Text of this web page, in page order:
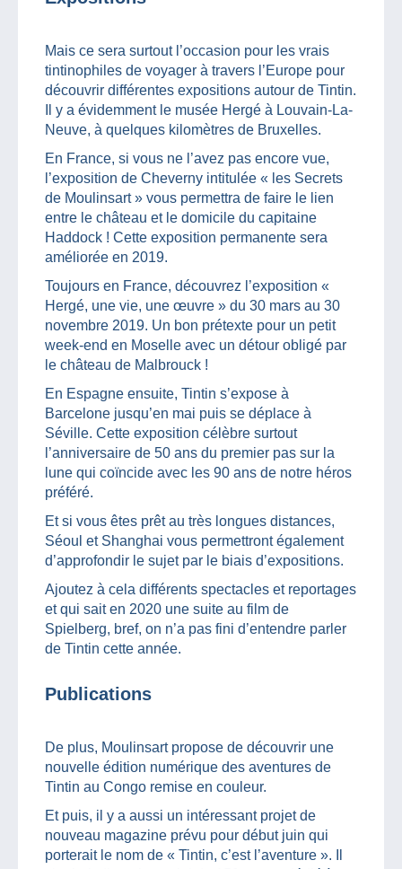
Mais ce sera surtout l’occasion pour les vrais
tintinophiles de voyager à travers l’Europe pour
découvrir différentes expositions autour de Tintin.
Il y a évidemment le musée Hergé à Louvain-La-
Neuve, à quelques kilomètres de Bruxelles.
En France, si vous ne l’avez pas encore vue,
l’exposition de Cheverny intitulée « les Secrets
de Moulinsart » vous permettra de faire le lien
entre le château et le domicile du capitaine
Haddock ! Cette exposition permanente sera
améliorée en 2019.
Toujours en France, découvrez l’exposition «
Hergé, une vie, une œuvre » du 30 mars au 30
novembre 2019. Un bon prétexte pour un petit
week-end en Moselle avec un détour obligé par
le château de Malbrouck !
En Espagne ensuite, Tintin s’expose à
Barcelone jusqu’en mai puis se déplace à
Séville. Cette exposition célèbre surtout
l’anniversaire de 50 ans du premier pas sur la
lune qui coïncide avec les 90 ans de notre héros
préféré.
Et si vous êtes prêt au très longues distances,
Séoul et Shanghai vous permettront également
d’approfondir le sujet par le biais d’expositions.
Ajoutez à cela différents spectacles et reportages
et qui sait en 2020 une suite au film de
Spielberg, bref, on n’a pas fini d’entendre parler
de Tintin cette année.
Publications
De plus, Moulinsart propose de découvrir une
nouvelle édition numérique des aventures de
Tintin au Congo remise en couleur.
Et puis, il y a aussi un intéressant projet de
nouveau magazine prévu pour début juin qui
porterait le nom de « Tintin, c’est l’aventure ». Il